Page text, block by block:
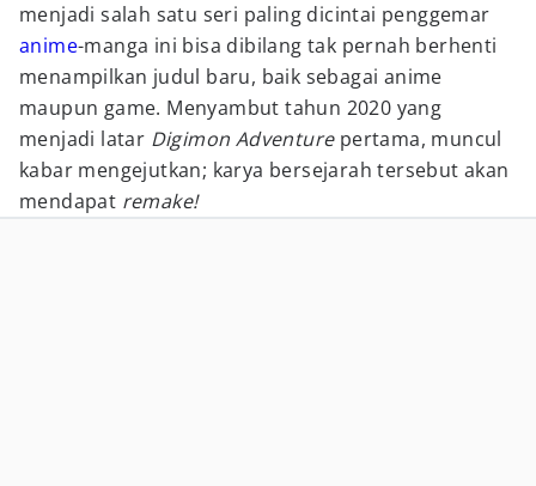
menjadi salah satu seri paling dicintai penggemar
anime-manga ini bisa dibilang tak pernah berhenti
menampilkan judul baru, baik sebagai anime
maupun game. Menyambut tahun 2020 yang
menjadi latar Digimon Adventurepertama, muncul
kabar mengejutkan; karya bersejarah tersebut akan
mendapat remake!